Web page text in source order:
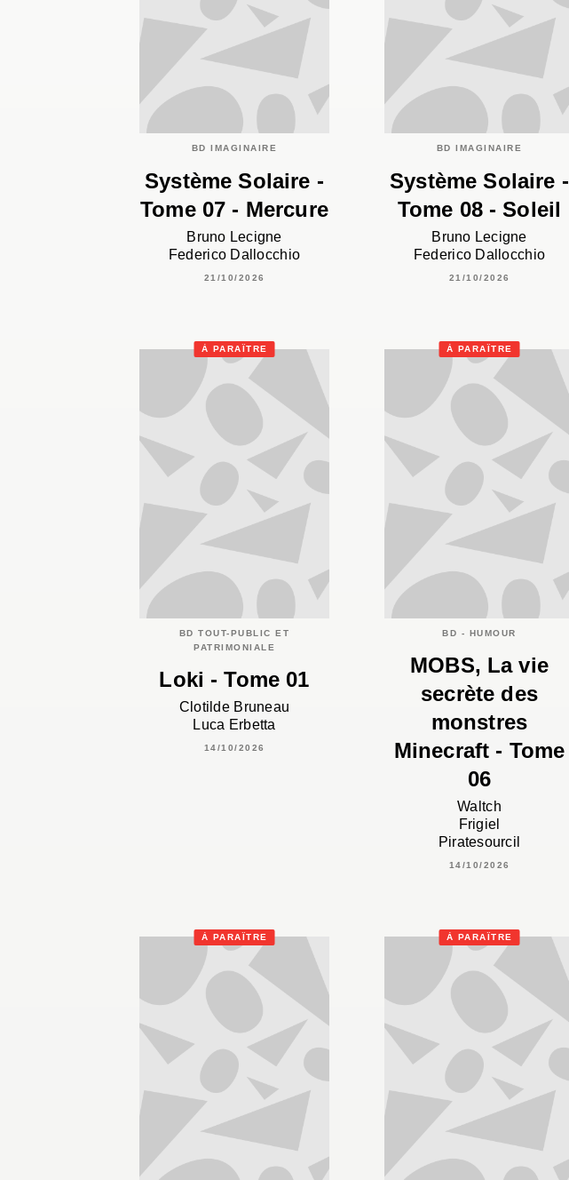
BD IMAGINAIRE
Système Solaire -
Tome 07 - Mercure
Bruno Lecigne
Federico Dallocchio
21/10/2026
BD IMAGINAIRE
Système Solaire -
Tome 08 - Soleil
Bruno Lecigne
Federico Dallocchio
21/10/2026
À PARAÎTRE
BD TOUT-PUBLIC ET
PATRIMONIALE
Loki - Tome 01
Clotilde Bruneau
Luca Erbetta
14/10/2026
À PARAÎTRE
BD - HUMOUR
MOBS, La vie
secrète des
monstres
Minecraft - Tome
06
Waltch
Frigiel
Piratesourcil
14/10/2026
À PARAÎTRE À PARAÎTRE